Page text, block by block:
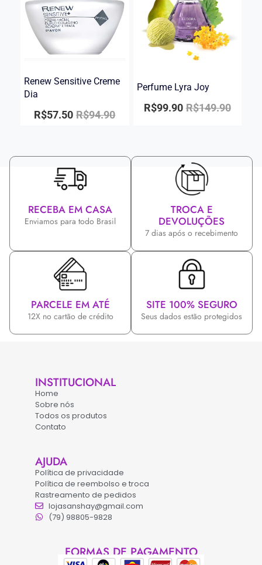
Renew Sensitive Creme
Dia
R$94.90
R$57.50
Perfume Lyra Joy
R$149.90
R$99.90
RECEBA EM CASA
Enviamos para todo Brasil
TROCA E
DEVOLUÇÕES
7 dias após o recebimento
PARCELE EM ATÉ
12X no cartão de crédito
SITE 100% SEGURO
Seus dados estão protegidos
INSTITUCIONAL
Home
Sobre nós
Todos os produtos
Contato
AJUDA
Política de privacidade
Política de reembolso e troca
Rastreamento de pedidos
lojasanshay@gmail.com
(79) 98805-9828
FORMAS DE PAGAMENTO